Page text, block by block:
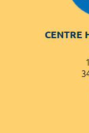
CENTRE